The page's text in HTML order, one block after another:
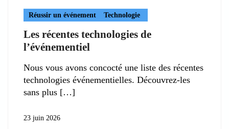
Réussir un événement Technologie
Les récentes technologies de
l’événementiel
Nous vous avons concocté une liste des récentes
technologies événementielles. Découvrez-les
sans plus
23 juin 2026